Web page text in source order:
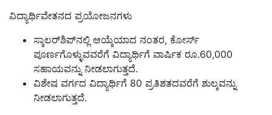
ವಿದ್ಯಾರ್ಥಿವೇತನದ ಪ್ರಯೋಜನಗಳು
ಸ್ಕಾಲರ್‌ಶಿಪ್‌ನಲ್ಲಿ ಆಯ್ಕೆಯಾದ ನಂತರ, ಕೋರ್ಸ್
ಪೂರ್ಣಗೊಳ್ಳುವವರೆಗೆ ವಿದ್ಯಾರ್ಥಿಗೆ ವಾರ್ಷಿಕ ರೂ.60,000
ಸಹಾಯವನ್ನು ನೀಡಲಾಗುತ್ತದೆ.
ವಿಶೇಷ ವರ್ಗದ ವಿದ್ಯಾರ್ಥಿಗೆ 80 ಪ್ರತಿಶತದವರೆಗೆ ಶುಲ್ಕವನ್ನು
ನೀಡಲಾಗುತ್ತದೆ.